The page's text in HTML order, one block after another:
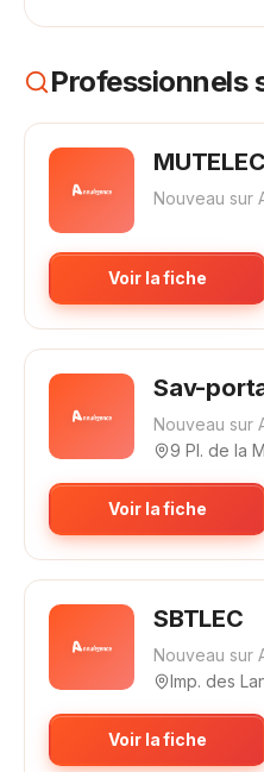
Professionnels
MUTELEC
Nouveau sur
Voir la fiche
Sav-
Nouveau sur
9 Pl. de la
Voir la fiche
SBTLEC
Nouveau sur
Imp. des
Voir la fiche